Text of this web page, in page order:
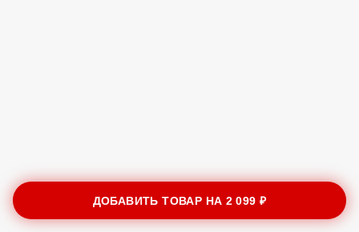
ДОБАВИТЬ ТОВАР НА 2 099 ₽